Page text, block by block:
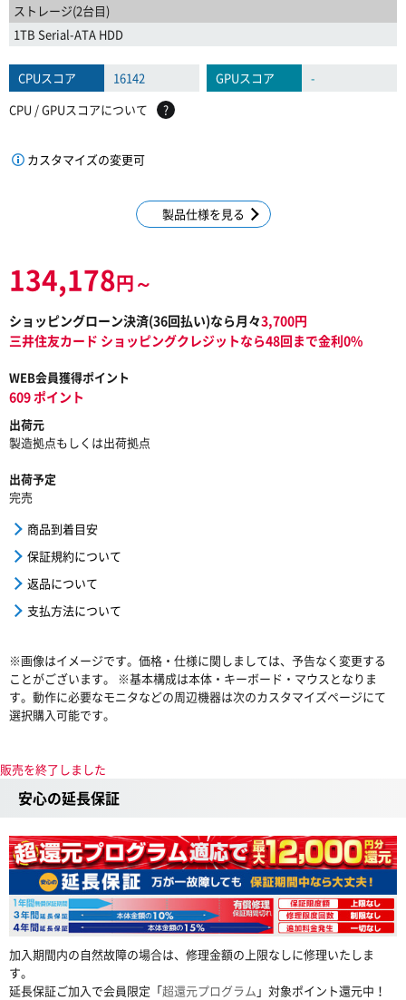
ストレージ(2台目)
1TB Serial-ATA HDD
CPUスコア 16142 GPUスコア
-
CPU / GPUスコアについて
?
カスタマイズの変更可
製品仕様を見る
134,178円～
ショッピングローン決済(36回払い)なら月々3,700円
三井住友カード ショッピングクレジットなら48回まで金利0%
WEB会員獲得ポイント
609 ポイント
出荷元
製造拠点もしくは出荷拠点
出荷予定
完売
商品到着目安
保証規約について
返品について
支払方法について
※画像はイメージです。価格・仕様に関しましては、予告なく変更する
ことがございます。 ※基本構成は本体・キーボード・マウスとなりま
す。動作に必要なモニタなどの周辺機器は次のカスタマイズページにて
選択購入可能です。
販売を終了しました
安心の延長保証
加入期間内の自然故障の場合は、修理金額の上限なしに修理いたしま
す。
延長保証ご加入で会員限定「超還元プログラム 」対象ポイント還元中！